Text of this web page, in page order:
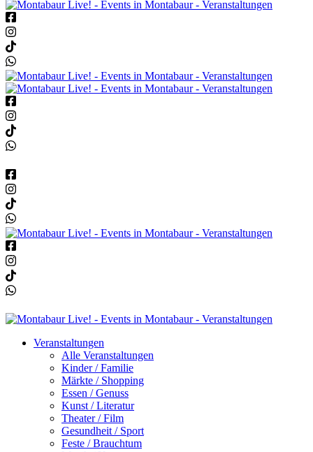
Veranstaltungen
Alle Veranstaltungen
Kinder / Familie
Märkte / Shopping
Essen / Genuss
Kunst / Literatur
Theater / Film
Gesundheit / Sport
Feste / Brauchtum